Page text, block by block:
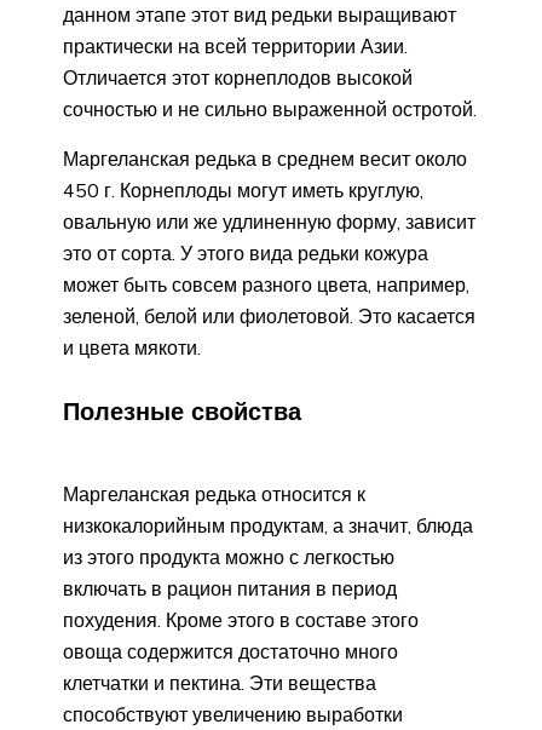
данном этапе этот вид редьки выращивают
практически на всей территории Азии.
Отличается этот корнеплодов высокой
сочностью и не сильно выраженной остротой.
Маргеланская редька в среднем весит около
450 г. Корнеплоды могут иметь круглую,
овальную или же удлиненную форму, зависит
это от сорта. У этого вида редьки кожура
может быть совсем разного цвета, например,
зеленой, белой или фиолетовой. Это касается
и цвета мякоти.
Полезные свойства
Маргеланская редька относится к
низкокалорийным продуктам, а значит, блюда
из этого продукта можно с легкостью
включать в рацион питания в период
похудения. Кроме этого в составе этого
овоща содержится достаточно много
клетчатки и пектина. Эти вещества
способствуют увеличению выработки